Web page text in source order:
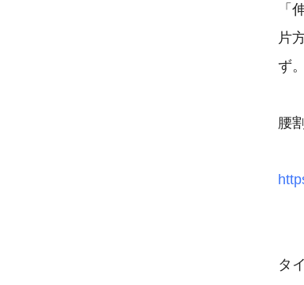
「
片
ず。
腰
タ